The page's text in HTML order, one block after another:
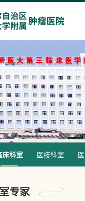
床科室 医技科室
专家